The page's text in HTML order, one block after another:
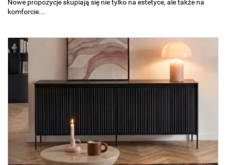
Nowe propozycje skupiają się nie tylko na estetyce, ale także na
komforcie...